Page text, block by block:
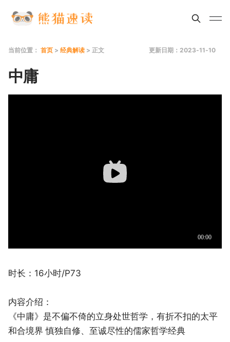
当前位置： 首页 > 经典解读 > 正文 更新日期：2023-11-10
中庸
时长：16小时/P73
内容介绍：
《中庸》是不偏不倚的立身处世哲学，有折不扣的太平
和合境界 慎独自修、至诚尽性的儒家哲学经典